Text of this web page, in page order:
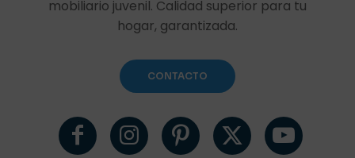
mobiliario juvenil. Calidad superior para tu
hogar, garantizada.
CONTACTO